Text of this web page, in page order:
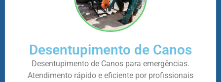
Desentupimento de Canos
Desentupimento de Canos para emergências.
Atendimento rápido e eficiente por profissionais